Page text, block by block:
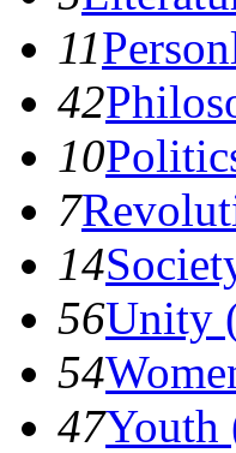
11
42
10
7
14
56Unity
54
47Youth